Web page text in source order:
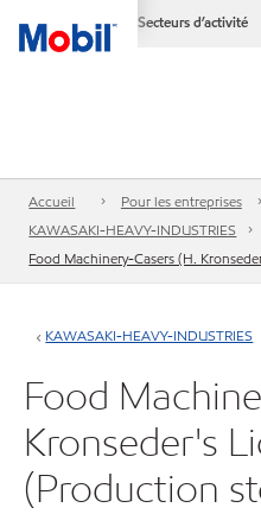
Secteurs d’activité
Accueil Pour les entreprises
KAWASAKI-HEAVY-INDUSTRIES
Food Machinery-Casers (H.
KAWASAKI-HEAVY-INDUSTRIES
Food
Kronseder's
(Production